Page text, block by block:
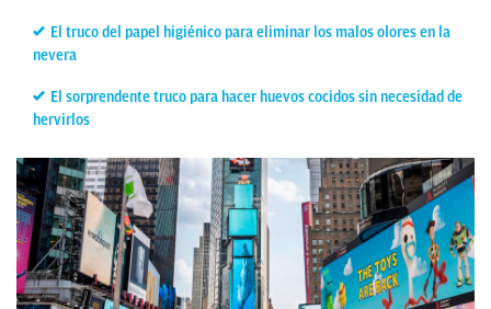
El truco del papel higiénico para eliminar los malos olores en la
nevera
El sorprendente truco para hacer huevos cocidos sin necesidad de
hervirlos